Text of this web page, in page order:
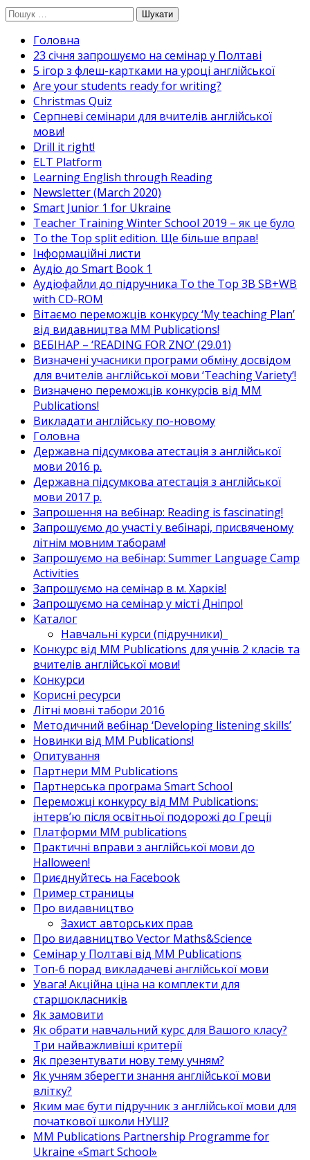
Перейти
вмісту
Пошук:
Головна
23 січня запрошуємо на семінар у Полтаві
5 ігор з флеш-картками на уроці англійської
Are your students ready for writing?
Christmas Quiz
Cерпневі семінари для вчителів англійської
мови!
Drill it right!
ELT Platform
Learning English through Reading
Newsletter (March 2020)
Smart Junior 1 for Ukraine
Teacher Training Winter School 2019 – як це було
To the Top split edition. Ще більше вправ!
Інформаційні листи
Аудіо до Smart Book 1
Аудіофайли до підручника To the Top 3B SB+WB
with CD-ROM
Вітаємо переможців конкурсу ‘My teaching Plan’
від видавництва MM Publications!
ВЕБІНАР – ‘READING FOR ZNO’ (29.01)
Визначені учасники програми обміну досвідом
для вчителів англійської мови ‘Teaching Variety’!
Визначено переможців конкурсів від MM
Publications!
Викладати англійську по-новому
Головна
Державна підсумкова атестація з англійської
мови 2016 р.
Державна підсумкова атестація з англійської
мови 2017 р.
Запрошення на вебінар: Reading is fascinating!
Запрошуємо до участі у вебінарі, присвяченому
літнім мовним таборам!
Запрошуємо на вебінар: Summer Language Camp
Activities
Запрошуємо на семінар в м. Харків!
Запрошуємо на семінар у місті Дніпро!
Каталог
Навчальні курси (підручники)_
Конкурс від MM Publications для учнів 2 класів та
вчителів англійської мови!
Конкурси
Корисні ресурси
Літні мовні табори 2016
Методичний вебінар ‘Developing listening skills’
Новинки від MM Publications!
Опитування
Партнери MM Publications
Партнерська програма Smart School
Переможці конкурсу від MM Publications:
інтерв’ю після освітньої подорожі до Греції
Платформи MM publications
Практичні вправи з англійської мови до
Halloween!
Приєднуйтесь на Facebook
Пример страницы
Про видавництво
Захист авторських прав
Про видавництво Vector Maths&Science
Семінар у Полтаві від MM Publications
Топ-6 порад викладачеві англійської мови
Увага! Акційна ціна на комплекти для
старшокласників
Як замовити
Як обрати навчальний курс для Вашого класу?
Три найважливіші критерії
Як презентувати нову тему учням?
Як учням зберегти знання англійської мови
влітку?
Яким має бути підручник з англійської мови для
початкової школи НУШ?
MM Publications Partnership Programme for
Ukraine «Smart School»